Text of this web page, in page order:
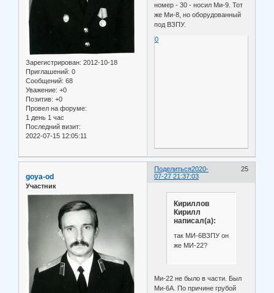
Зарегистрирован: 2012-10-18
Приглашений: 0
Сообщений: 68
Уважение: +0
Позитив: +0
Провел на форуме:
1 день 1 час
Последний визит:
2022-07-15 12:05:11
номер - 30 - носил Ми-9. Тот
же Ми-8, но оборудованный
под ВЗПУ.
0
Поделиться 25
2020-
07-27 21:37:03
goya-od
Участник
Кириллов
Кирилл
написал(а):
так МИ-6ВЗПУ он
же МИ-22?
Ми-22 не было в части. Был
Ми-6А. По причине грубой